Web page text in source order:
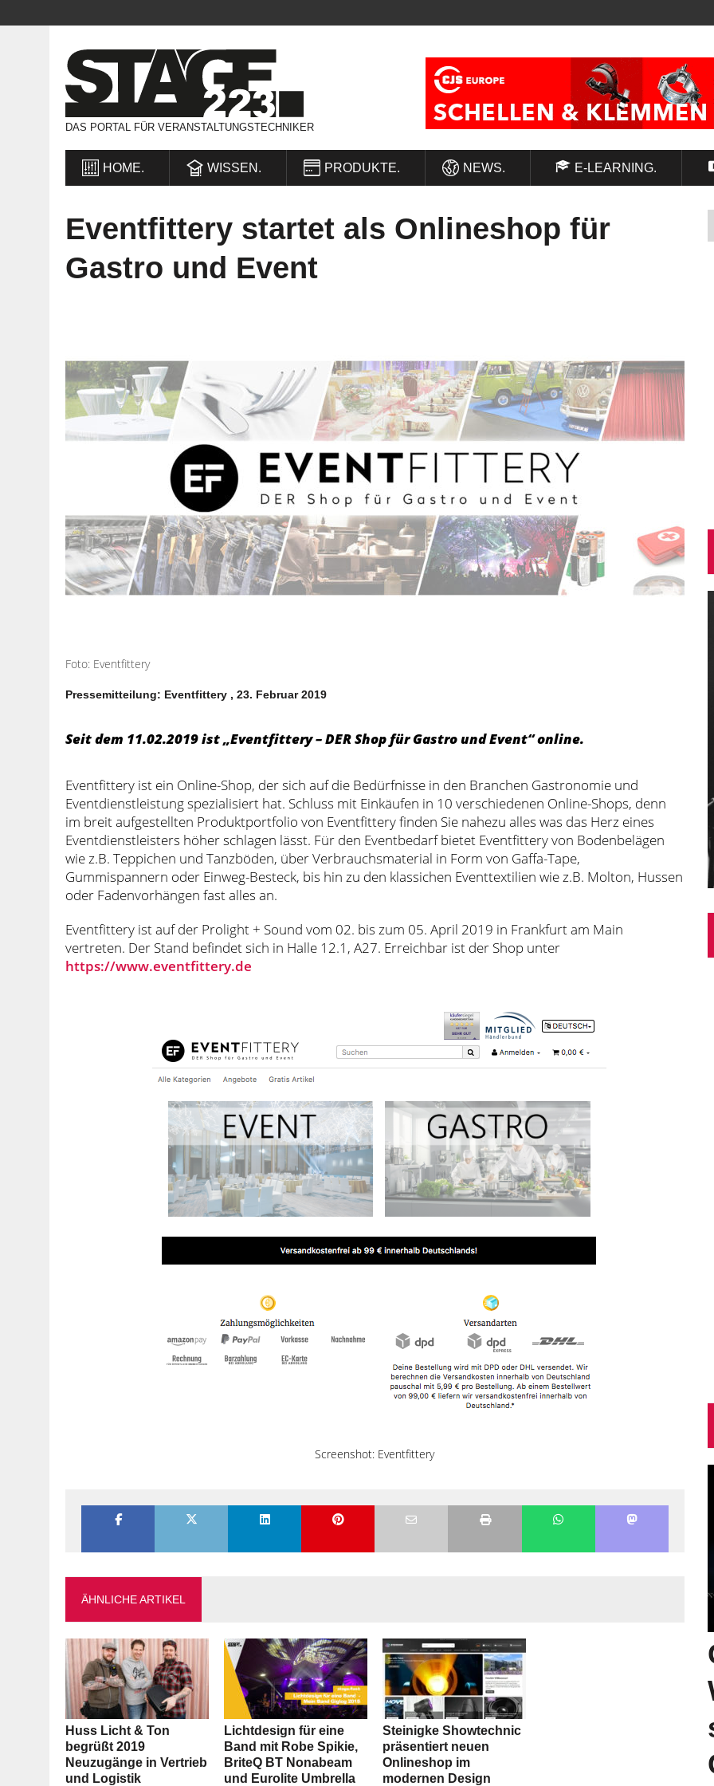
DAS PORTAL FÜR VERANSTALTUNGSTECHNIKER
HOME. WISSEN. PRODUKTE. NEWS. E-LEARNING.
Eventfittery startet als Onlineshop für
Gastro und Event
Foto: Eventfittery
Pressemitteilung: Eventfittery , 23. Februar 2019
Seit dem 11.02.2019 ist „Eventfittery – DER Shop für Gastro und Event“ online.
Eventfittery ist ein Online-Shop, der sich auf die Bedürfnisse in den Branchen Gastronomie und
Eventdienstleistung spezialisiert hat. Schluss mit Einkäufen in 10 verschiedenen Online-Shops, denn
im breit aufgestellten Produktportfolio von Eventfittery finden Sie nahezu alles was das Herz eines
Eventdienstleisters höher schlagen lässt. Für den Eventbedarf bietet Eventfittery von Bodenbelägen
wie z.B. Teppichen und Tanzböden, über Verbrauchsmaterial in Form von Gaffa-Tape,
Gummispannern oder Einweg-Besteck, bis hin zu den klassichen Eventtextilien wie z.B. Molton, Hussen
oder Fadenvorhängen fast alles an.
Eventfittery ist auf der Prolight + Sound vom 02. bis zum 05. April 2019 in Frankfurt am Main
vertreten. Der Stand befindet sich in Halle 12.1, A27. Erreichbar ist der Shop unter
https://www.eventfittery.de
Screenshot: Eventfittery
ÄHNLICHE ARTIKEL
Huss Licht & Ton
begrüßt 2019
Neuzugänge in Vertrieb
und Logistik
Lichtdesign für eine
Band mit Robe Spikie,
BriteQ BT Nonabeam
und Eurolite Umbrella
Steinigke Showtechnic
präsentiert neuen
Onlineshop im
modernen Design